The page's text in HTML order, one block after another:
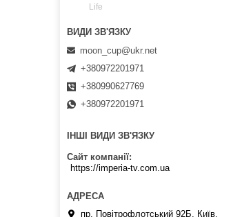
Life
moon_cup@ukr.net
+380972201971
+380990627769
+380972201971
ІНШІ ВИДИ ЗВ'ЯЗКУ
Сайт компанії
https://imperia-tv.com.ua
пр. Повітрофлотський 92Б, Київ,